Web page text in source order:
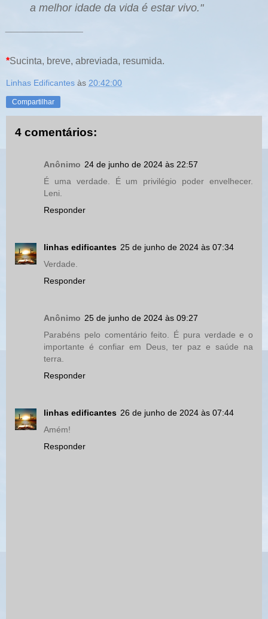
a melhor idade da vida é estar vivo."
*Sucinta, breve, abreviada, resumida.
Linhas Edificantes às 20:42:00
Compartilhar
4 comentários:
Anônimo 24 de junho de 2024 às 22:57
É uma verdade. É um privilégio poder envelhecer.
Leni.
Responder
linhas edificantes 25 de junho de 2024 às 07:34
Verdade.
Responder
Anônimo 25 de junho de 2024 às 09:27
Parabéns pelo comentário feito. É pura verdade e o
importante é confiar em Deus, ter paz e saúde na
terra.
Responder
linhas edificantes 26 de junho de 2024 às 07:44
Amém!
Responder